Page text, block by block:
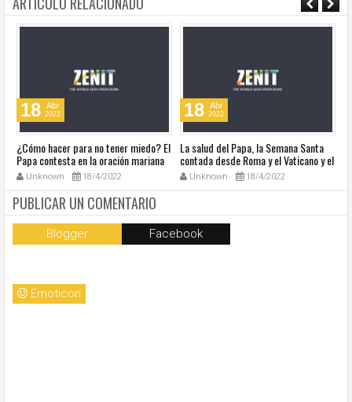
18 Abr
2022
¿Cómo hacer para no tener miedo? El
Papa contesta en la oración mariana
de este lunes en la Plaza de San
Pedro
Unknown 18/4/2022
18 Abr
2022
La salud del Papa, la Semana Santa
contada desde Roma y el Vaticano y el
resumen de noticias en audio
Unknown 18/4/2022
PUBLICAR UN COMENTARIO
Blogger Facebook
Emoticon